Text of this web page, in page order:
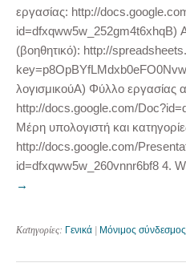
εργασίας: http://
id=dfxqww5w_252gm4t6xhqΒ)
(βοηθητικό): http://
λογισμικούΑ) Φύλλο εργασίας
http://docs.google.com/
Μέρη υπολογιστή και
http://docs.google.com/
id=dfxqww5w_260vnnr6bf8 4.
→
Κατηγορίες: Γενικά | Μόνιμος σύνδεσμος